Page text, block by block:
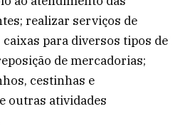
realizar serviços de
para diversos tipos de
de mercadorias;
cestinhas e
outras atividades